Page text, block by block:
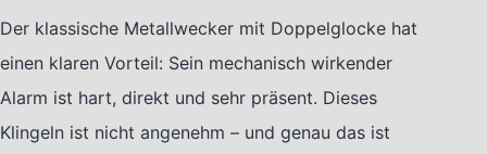
Der klassische Metallwecker mit Doppelglocke hat
einen klaren Vorteil: Sein mechanisch wirkender
Alarm ist hart, direkt und sehr präsent. Dieses
Klingeln ist nicht angenehm – und genau das ist